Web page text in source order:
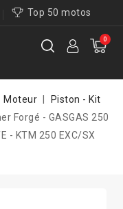
Top 50 motos
0
Moteur
Piston - Kit
Forgé - GASGAS 250
- KTM 250 EXC/SX